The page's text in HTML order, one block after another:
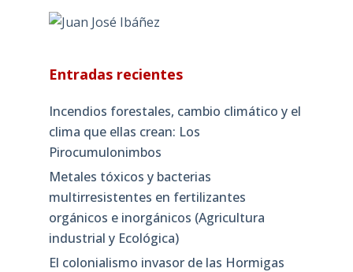
Entradas recientes
Incendios forestales, cambio climático y el
clima que ellas crean: Los
Pirocumulonimbos
Metales tóxicos y bacterias
multirresistentes en fertilizantes
orgánicos e inorgánicos (Agricultura
industrial y Ecológica)
El colonialismo invasor de las Hormigas